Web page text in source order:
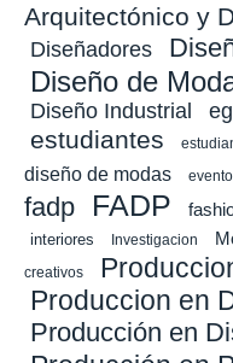
Arquitectónico y
Diseñadores
Diseño de
Diseño Industrial
estudiantes
diseño de modas
evento
fadp
FADP
interiores Investigacion
creativos
Produccion en
Producción en